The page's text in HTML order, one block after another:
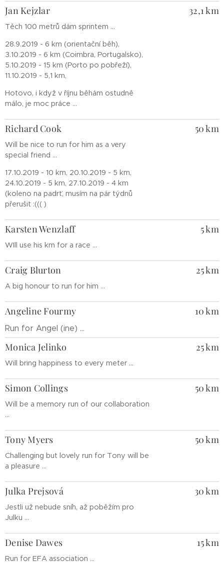
Jan Kejzlar
Těch 100 metrů dám sprintem ...
28.9.2019 - 6 km (orientační běh),
3.10.2019 - 6 km (Coimbra, Portugalsko),
5.10.2019 - 15 km (Porto po pobřeží),
11.10.2019 - 5,1 km,
Hotovo, i když v říjnu běhám ostudně
málo, je moc práce ...
32,1 km
Richard Cook
Will be nice to run for him as a very
special friend ...
17.10.2019 - 10 km, 20.10.2019 - 5 km,
24.10.2019 - 5 km, 27.10.2019 - 4 km
(koleno na padrť, musím na pár týdnů
přerušit :((( )
50 km
Karsten Wenzlaff
WIll use his km for a race ...
5 km
Craig Blurton
A big honour to run for him ...
25 km
Angeline Fourmy
Run for Angel (ine) ...
10 km
Monica Jelinko
Will bring happiness to every meter ...
25 km
Simon Collings
Will be a memory run of our collaboration
...
50 km
Tony Myers
Challenging but lovely run for Tony will be
a pleasure ...
50 km
Julka Prejsová
Jestli už nebude sníh, až poběžím pro
Julku ...
30 km
Denise Dawes
Run for EFA association ...
15 km